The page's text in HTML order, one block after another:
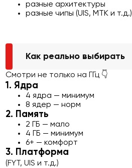
разные архитектуры
разные чипы (UIS, MTK и т.д.)
Как реально выбирать
Смотри не только на ГГц 👇
1. Ядра
4 ядра — минимум
8 ядер — норм
2. Память
2 ГБ — мало
4 ГБ — минимум
6+ — комфорт
3. Платформа
(FYT, UIS и т.д.)